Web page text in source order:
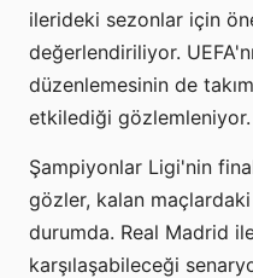
ilerideki sezonlar için
değerlendiriliyor.
düzenlemesinin de
etkilediği gözlemleniyor.
Şampiyonlar Ligi'nin
gözler, kalan
durumda. Real Madrid
karşılaşabileceği